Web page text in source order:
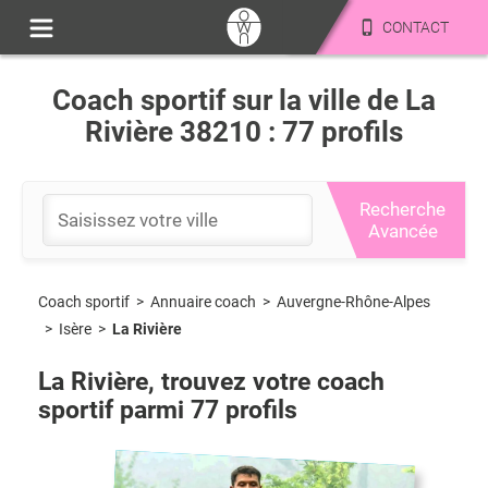
CONTACT
Coach sportif sur la ville de La
Rivière 38210 : 77 profils
Recherche
Avancée
Coach sportif > Annuaire coach > Auvergne-Rhône-Alpes
> Isère > La Rivière
La Rivière, trouvez votre coach
sportif parmi 77 profils